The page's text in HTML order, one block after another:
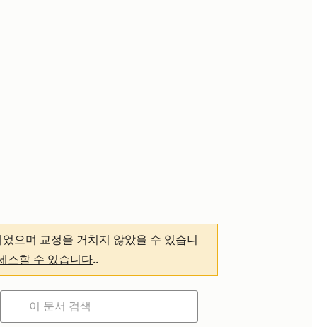
으며 교정을 거치지 않았을 수 있습니
스할 수 있습니다..